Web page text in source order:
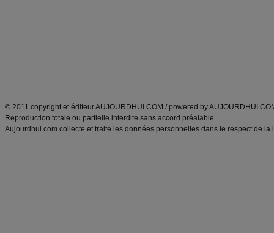
© 2011 copyright et éditeur AUJOURDHUI.COM / powered by
Reproduction totale ou partielle interdite sans accord préalable.
Aujourdhui.com collecte et traite les données personnelles dans le respect de